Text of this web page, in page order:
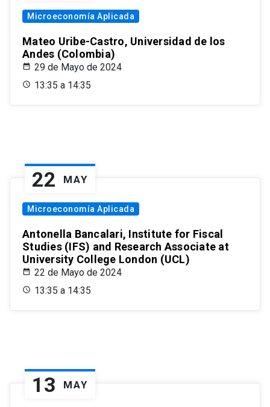
Microeconomía Aplicada
Mateo Uribe-Castro, Universidad de los
Andes (Colombia)
29 de Mayo de 2024
13:35 a 14:35
22 MAY
Microeconomía Aplicada
Antonella Bancalari, Institute for Fiscal
Studies (IFS) and Research Associate at
University College London (UCL)
22 de Mayo de 2024
13:35 a 14:35
13 MAY